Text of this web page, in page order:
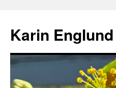
innehåll
Karin Englund